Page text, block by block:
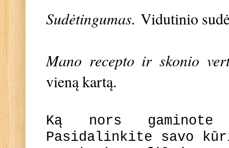
Sudėtingumas. Vidutinio
Mano recepto ir skonio
vieną kartą.
Ką nors
Pasidalinkite savo